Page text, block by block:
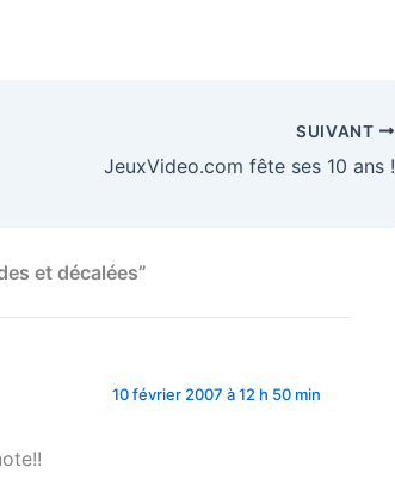
SUIVANT
JeuxVideo.com fête ses 10 ans !
et décalées”
10 février 2007 à 12 h 50 min